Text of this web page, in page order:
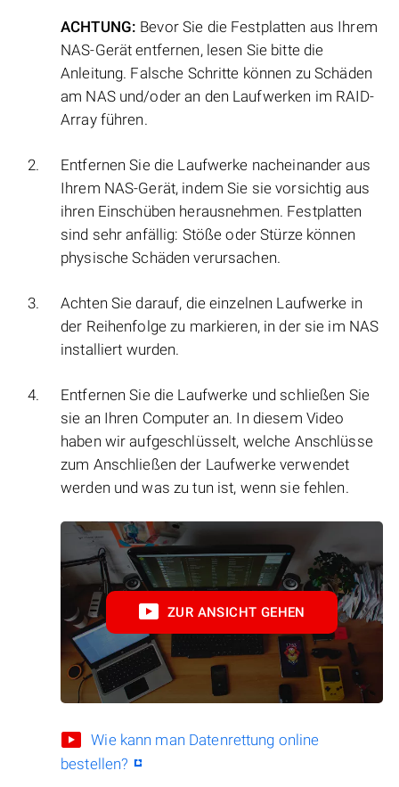
ACHTUNG: Bevor Sie die Festplatten aus Ihrem
NAS-Gerät entfernen, lesen Sie bitte die
Anleitung. Falsche Schritte können zu Schäden
am NAS und/oder an den Laufwerken im RAID-
Array führen.
Entfernen Sie die Laufwerke nacheinander aus
Ihrem NAS-Gerät, indem Sie sie vorsichtig aus
ihren Einschüben herausnehmen. Festplatten
sind sehr anfällig: Stöße oder Stürze können
physische Schäden verursachen.
Achten Sie darauf, die einzelnen Laufwerke in
der Reihenfolge zu markieren, in der sie im NAS
installiert wurden.
Entfernen Sie die Laufwerke und schließen Sie
sie an Ihren Computer an. In diesem Video
haben wir aufgeschlüsselt, welche Anschlüsse
zum Anschließen der Laufwerke verwendet
werden und was zu tun ist, wenn sie fehlen.
ZUR ANSICHT GEHEN
Wie kann man Datenrettung online
bestellen?